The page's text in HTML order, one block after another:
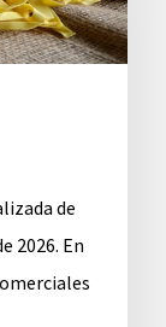
de
2026. En